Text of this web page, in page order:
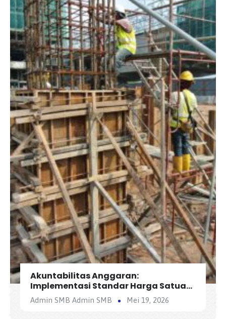
Akuntabilitas Anggaran:
Implementasi Standar Harga Satuan
Regional (SHSR) dalam Konstruksi
Admin SMB Admin SMB Mei 19, 2026